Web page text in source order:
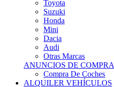
Toyota
Suzuki
Honda
Mini
Dacia
Audi
Otras Marcas
ANUNCIOS DE COMPRA
Compra De Coches
ALQUILER VEHÍCULOS